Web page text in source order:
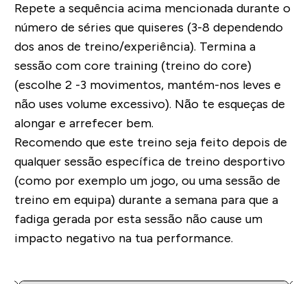
Repete a sequência acima mencionada durante o
número de séries que quiseres (3-8 dependendo
dos anos de treino/experiência). Termina a
sessão com core training (treino do core)
(escolhe 2 -3 movimentos, mantém-nos leves e
não uses volume excessivo). Não te esqueças de
alongar e arrefecer bem.
Recomendo que este treino seja feito depois de
qualquer sessão específica de treino desportivo
(como por exemplo um jogo, ou uma sessão de
treino em equipa) durante a semana para que a
fadiga gerada por esta sessão não cause um
impacto negativo na tua performance.